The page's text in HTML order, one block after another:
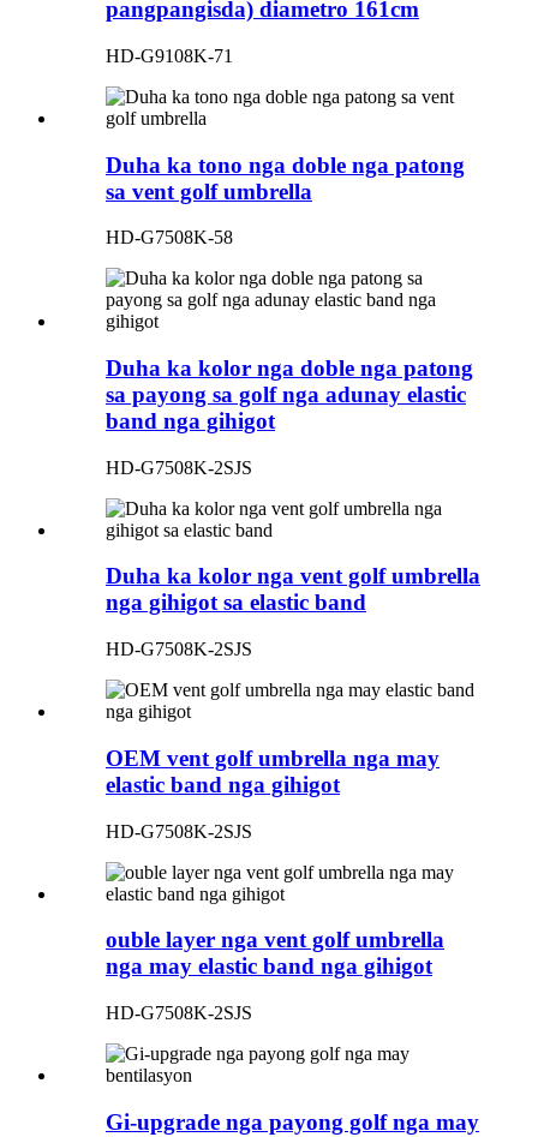
pangpangisda) diametro 161cm
HD-G9108K-71
Duha ka tono nga doble nga patong
sa vent golf umbrella
HD-G7508K-58
Duha ka kolor nga doble nga patong
sa payong sa golf nga adunay elastic
band nga gihigot
HD-G7508K-2SJS
Duha ka kolor nga vent golf umbrella
nga gihigot sa elastic band
HD-G7508K-2SJS
OEM vent golf umbrella nga may
elastic band nga gihigot
HD-G7508K-2SJS
ouble layer nga vent golf umbrella
nga may elastic band nga gihigot
HD-G7508K-2SJS
Gi-upgrade nga payong golf nga may